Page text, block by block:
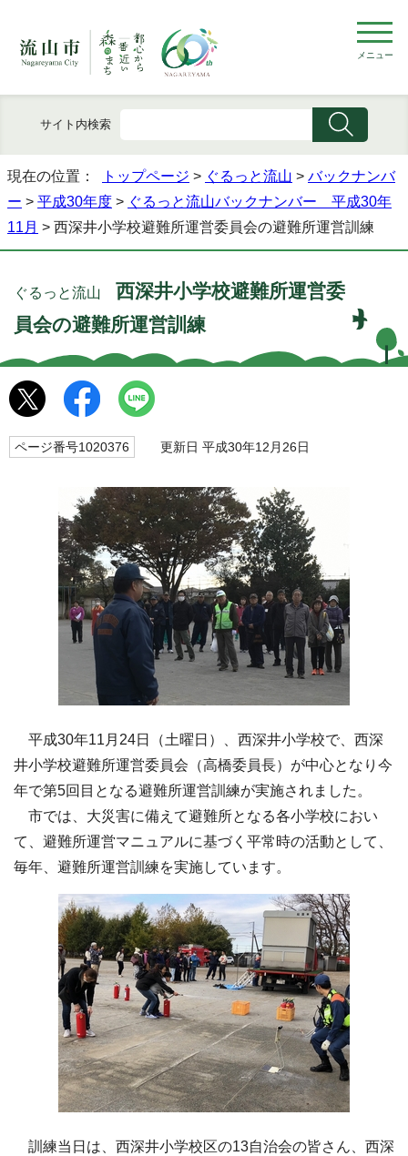
メニュー
サイト内検索
現在の位置： トップページ > ぐるっと流山 > バックナンバ
ー > 平成30年度 > ぐるっと流山バックナンバー 平成30年
11月 > 西深井小学校避難所運営委員会の避難所運営訓練
ぐるっと流山 西深井小学校避難所運営委
員会の避難所運営訓練
ページ番号1020376 更新日 平成30年12月26日
平成30年11月24日（土曜日）、西深井小学校で、西深
井小学校避難所運営委員会（高橋委員長）が中心となり今
年で第5回目となる避難所運営訓練が実施されました。
市では、大災害に備えて避難所となる各小学校におい
て、避難所運営マニュアルに基づく平常時の活動として、
毎年、避難所運営訓練を実施しています。
訓練当日は、西深井小学校区の13自治会の皆さん、西深